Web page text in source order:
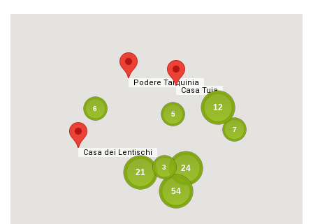
Podere Tarquinia
Casa Tuja
Casa dei Lentischi
24
7
54
6
21
5
12
Podere Tarquinia
3
Casa Tuja
Casa dei Lentischi